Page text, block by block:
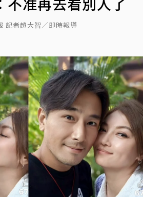
記者趙大智／即時報導